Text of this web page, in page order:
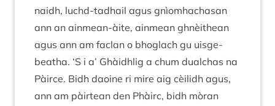
naidh, luchd-tadhail agus gnìom­hachas­an
ann an ain­mean-àite, ain­mean ghnèithean
agus ann am faclan o bhoglach gu uisge-
beatha. ‘S i a’ Ghàidh­lig a chum dual­chas na
Pàirce. Bidh daoine ri mire aig cèilidh agus,
ann am pàirtean den Phàirc, bidh mòran